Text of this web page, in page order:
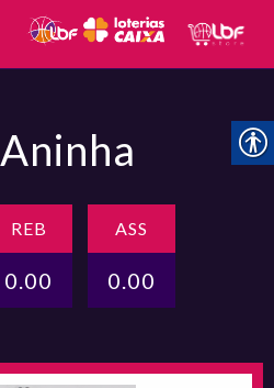
Aninha
REB
0.00
ASS
0.00